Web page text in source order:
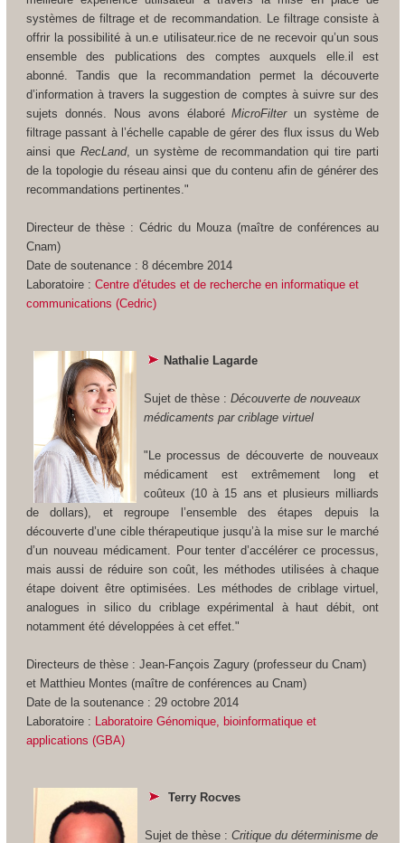
systèmes de filtrage et de recommandation. Le filtrage consiste à
offrir la possibilité à un.e utilisateur.rice de ne recevoir qu’un sous
ensemble des publications des comptes auxquels elle.il est
abonné. Tandis que la recommandation permet la découverte
d’information à travers la suggestion de comptes à suivre sur des
sujets donnés. Nous avons élaboréMicroFilterun système de
filtrage passant à l’échelle capable de gérer des flux issus du Web
ainsi que RecLand, un système de recommandation qui tire parti
de la topologie du réseau ainsi que du contenu afin de générer des
recommandations pertinentes."
Directeur de thèse : Cédric du Mouza (maître de conférences au
Cnam)
Date de soutenance : 8 décembre 2014
Laboratoire : Centre d'études et de recherche en informatique et
communications (Cedric)
Nathalie Lagarde
Sujet de thèse : Découverte de nouveaux
médicaments par criblage virtuel
"Le processus de découverte de nouveaux
médicament est extrêmement long et
coûteux (10 à 15 ans et plusieurs milliards
de dollars), et regroupe l’ensemble des étapes depuis la
découverte d’une cible thérapeutique jusqu’à la mise sur le marché
d’un nouveau médicament. Pour tenter d’accélérer ce processus,
mais aussi de réduire son coût, les méthodes utilisées à chaque
étape doivent être optimisées. Les méthodes de criblage virtuel,
analogues in silico du criblage expérimental à haut débit, ont
notamment été développées à cet effet."
Directeurs de thèse : Jean-Fançois Zagury (professeur du Cnam)
et Matthieu Montes (maître de conférences au Cnam)
Date de la soutenance : 29 octobre 2014
Laboratoire : Laboratoire Génomique, bioinformatique et
applications (GBA)
Terry Rocves
Sujet de thèse : Critique du déterminisme de